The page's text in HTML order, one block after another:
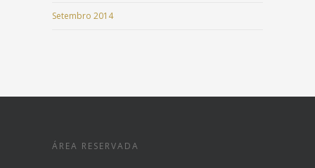
Setembro 2014
ÁREA RESERVADA